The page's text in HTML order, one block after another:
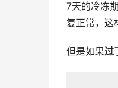
7天的冷冻
复正常，这
但是如果过